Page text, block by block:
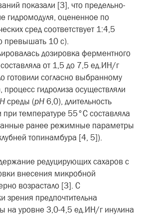
показали [3], что предельно-
гидромодуля, оцененное по
сред соответствует 1:4,5
превышать 10 с).
дозировка ферментного
от 1,5 до 7,5 ед.ИН/г
готовили согласно выбранному
гидролиза осуществляли
среды (pH6,0), длительность
при температуре 55°С составляла
ранее режимные параметры
топинамбура [4, 5]).
редуцирующих сахаров с
внесения микробной
возрастало [3]. С
зрения предпочтительна
на уровне 3,0-4,5 ед.ИН/г инулина